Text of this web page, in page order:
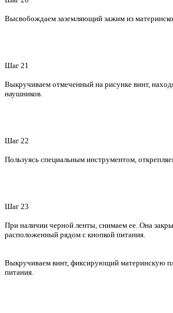
Высвобождаем заземляющий зажим из
Шаг 21
Выкручиваем отмеченный на рисунке винт,
наушников.
Шаг 22
Пользуясь специальным инструментом,
Шаг 23
При наличии черной ленты, снимаем ее. Она
расположенный рядом с кнопкой питания.
Выкручиваем винт, фиксирующий материнскую
питания.